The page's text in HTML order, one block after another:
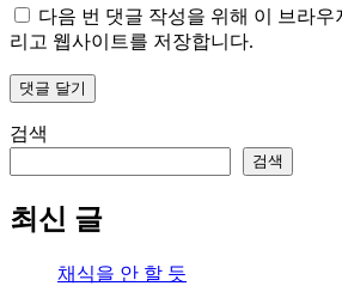
다음 번 댓글 작성을 위해 이 브라우
리고 웹사이트를 저장합니다.
검색
검색
최신 글
채식을 안 할 듯